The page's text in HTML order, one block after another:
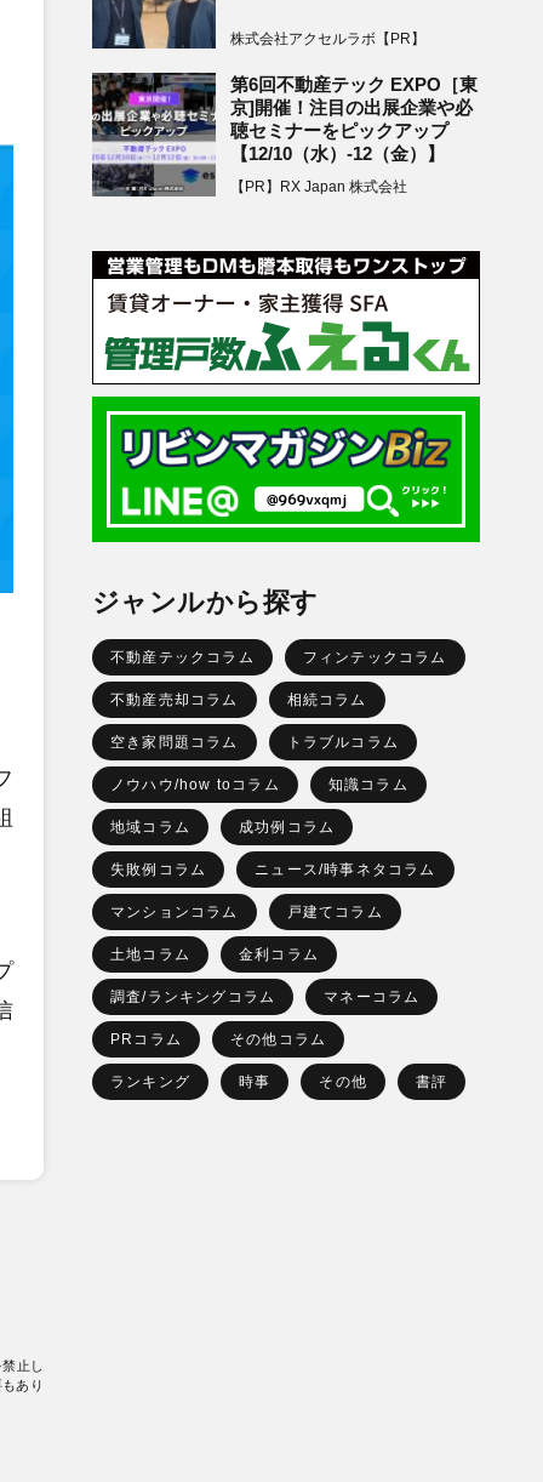
止し
あり
株式会社アクセルラボ【PR】
第6回不動産テック EXPO［東
京]開催！注目の出展企業や必
聴セミナーをピックアップ
【12/10（水）-12（金）】
【PR】RX Japan 株式会社
ジャンルから探す
不動産テックコラム フィンテックコラム
不動産売却コラム 相続コラム
空き家問題コラム トラブルコラム
ノウハウ/how toコラム 知識コラム
地域コラム 成功例コラム
失敗例コラム ニュース/時事ネタコラム
マンションコラム 戸建てコラム
土地コラム 金利コラム
調査/ランキングコラム マネーコラム
PRコラム その他コラム
ランキング 時事 その他 書評